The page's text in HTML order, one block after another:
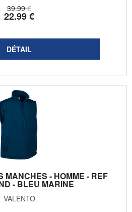
39.99 €
22.99€
MANCHES - HOMME - REF
- BLEU MARINE
VALENTO